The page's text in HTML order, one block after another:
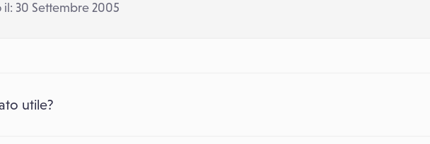
il: 30 Settembre 2005
utile?